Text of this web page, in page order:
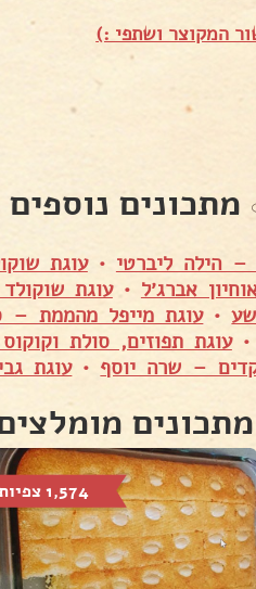
המקוצר ושתפי :)
מתכונים נוספים
– הילה ליברטי •עוגת
אברג׳ל •עוגת
•עוגת מייפל מהממת –
•עוגת תפוזים, סולת
– שרה יוסף •עוגת
מתכונים
1,574 צפיות